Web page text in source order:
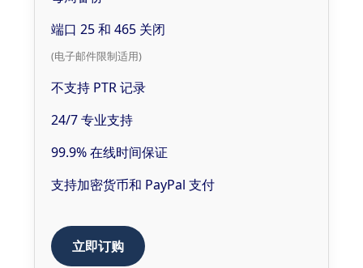
端口 25 和 465 关闭
(电子邮件限制适用)
不支持 PTR 记录
24/7 专业支持
99.9% 在线时间保证
支持加密货币和 PayPal 支付
立即订购